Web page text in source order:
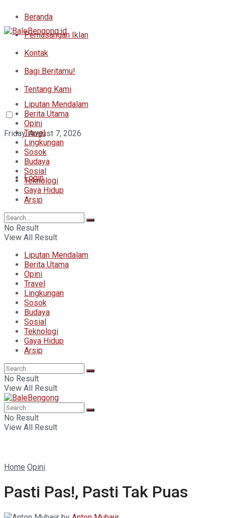
Beranda
Pemasangan Iklan
Kontak
Bagi Beritamu!
Tentang Kami
Friday, August 7, 2026
Login
Liputan Mendalam
Berita Utama
Opini
Travel
Lingkungan
Sosok
Budaya
Sosial
Teknologi
Gaya Hidup
Arsip
No Result
View All Result
Liputan Mendalam
Berita Utama
Opini
Travel
Lingkungan
Sosok
Budaya
Sosial
Teknologi
Gaya Hidup
Arsip
No Result
View All Result
No Result
View All Result
Home Opini
Pasti Pas!, Pasti Tak Puas